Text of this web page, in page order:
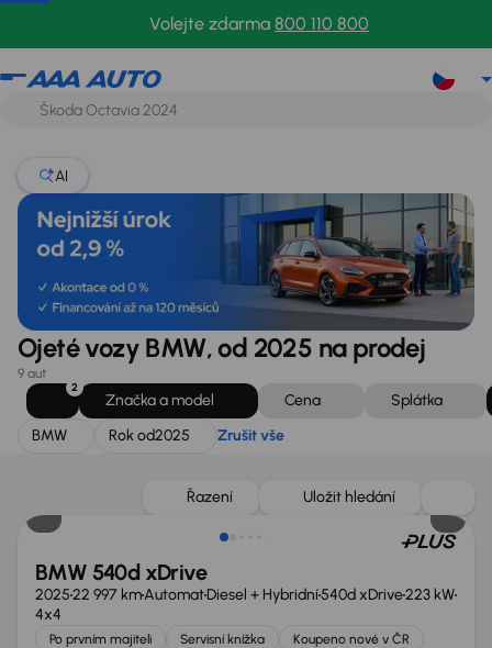
Volejte zdarma 800 110 800
BMW
AI
Ojeté vozy BMW, od 2025 na prodej
9 aut
2
Značka a model Cena
Splátka
BMW
Rok od2025 Zrušit vše
Řazení Uložit hledání
Zlevněno o 100 000 Kč
BMW 540d xDrive
202522 997 kmAutomatDiesel + Hybridní540d xDrive223 kW
4x4
Po prvním majiteli Servisní knížka
Koupeno nové v ČR